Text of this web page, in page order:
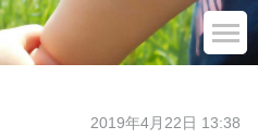
2019年4月22日 13:38